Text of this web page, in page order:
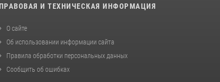
ПРАВОВАЯ И ТЕХНИЧЕСКАЯ ИНФОРМАЦИЯ
О сайте
Об использовании информации сайта
Правила обработки персональных данных
Сообщить об ошибках